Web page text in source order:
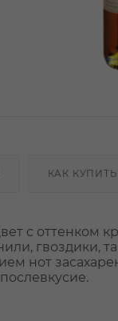
КАК КУПИТЬ
с оттенком
гвоздики,
нот